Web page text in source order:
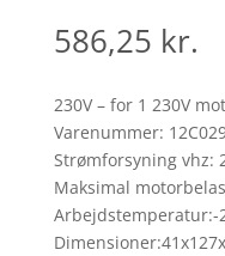
586,25 kr.
230V – for 1 230V
Varenummer:
Strømforsyning vhz:
Maksimal
Arbejdstemperatur:-